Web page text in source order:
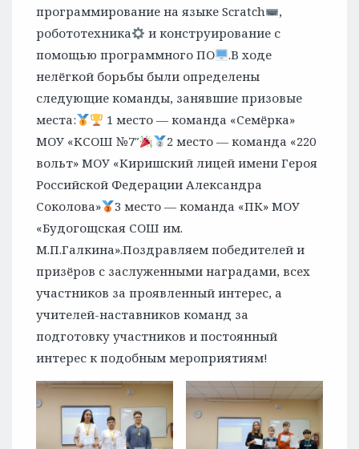
программирование на языке Scrаtch
,
робототехника
и конструирование с
помощью программного ПО
.В ходе
нелёгкой борьбы были определены
следующие команды, занявшие призовые
места:
1 место — команда «Семёрка»
МОУ «КСОШ №7″
2 место — команда «220
вольт» МОУ «Киришский лицей имени Героя
Российской Федерации Александра
Соколова»
3 место — команда «ПК» МОУ
«Будогощская СОШ им.
М.П.Галкина».Поздравляем победителей и
призёров с заслуженными наградами, всех
участников за проявленный интерес, а
учителей-наставников команд за
подготовку участников и постоянный
интерес к подобным мероприятиям!